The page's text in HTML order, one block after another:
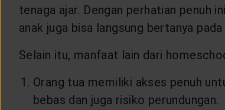
tenaga ajar. Dengan perhatian penuh
anak juga bisa langsung bertanya
Selain itu, manfaat lain dari
Orang tua memiliki akses penuh
bebas dan juga risiko perundungan.